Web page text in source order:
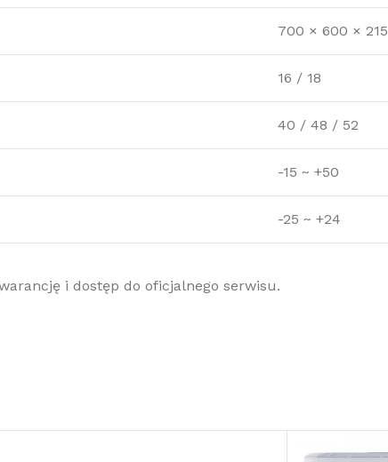
700 × 600 × 215
16 / 18
40 / 48 / 52
-15 ~ +50
-25 ~ +24
i dostęp do oficjalnego serwisu.